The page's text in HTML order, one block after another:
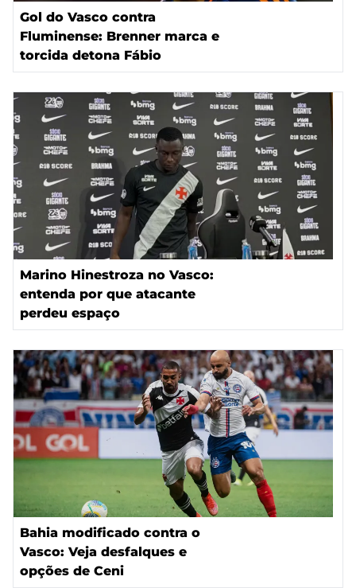
Gol do Vasco contra
Fluminense: Brenner marca e
torcida detona Fábio
Marino Hinestroza no Vasco:
entenda por que atacante
perdeu espaço
Bahia modificado contra o
Vasco: Veja desfalques e
opções de Ceni